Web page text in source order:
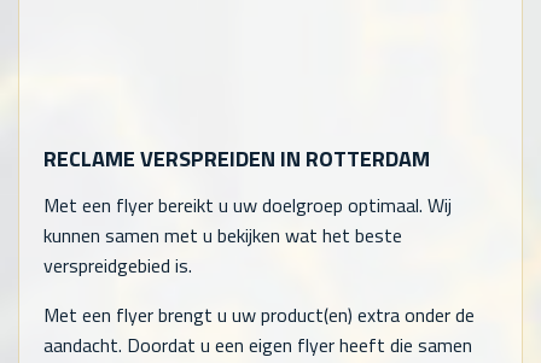
RECLAME VERSPREIDEN IN ROTTERDAM
Met een flyer bereikt u uw doelgroep optimaal. Wij
kunnen samen met u bekijken wat het beste
verspreidgebied is.
Met een flyer brengt u uw product(en) extra onder de
aandacht. Doordat u een eigen flyer heeft die samen